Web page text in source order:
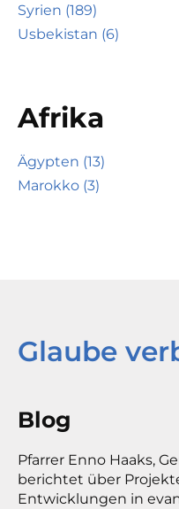
Syrien (189)
Usbekistan (6)
Afrika
Ägypten (13)
Marokko (3)
Glaube
Blog
Pfarrer Enno Haaks,
berichtet über
Entwicklungen in